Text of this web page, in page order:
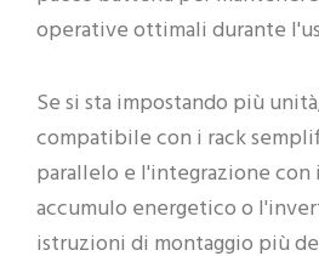
operative ottimali durante
Se si sta impostando più
compatibile con i rack
parallelo e l'integrazione con
accumulo energetico o
istruzioni di montaggio più